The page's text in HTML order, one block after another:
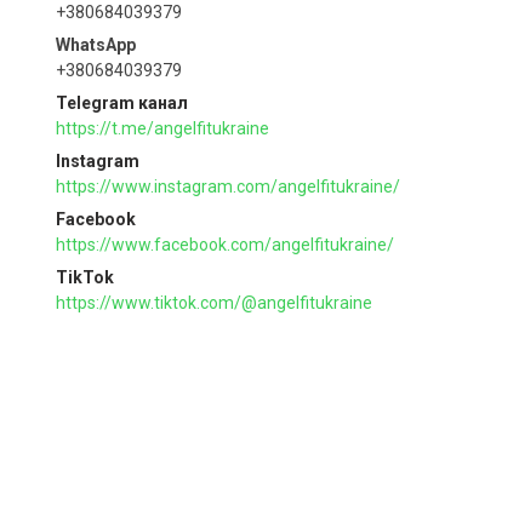
+380684039379
+380684039379
Telegram канал
https://t.me/angelfitukraine
Instagram
https://www.instagram.com/angelfitukraine/
Facebook
https://www.facebook.com/angelfitukraine/
TikTok
https://www.tiktok.com/@angelfitukraine